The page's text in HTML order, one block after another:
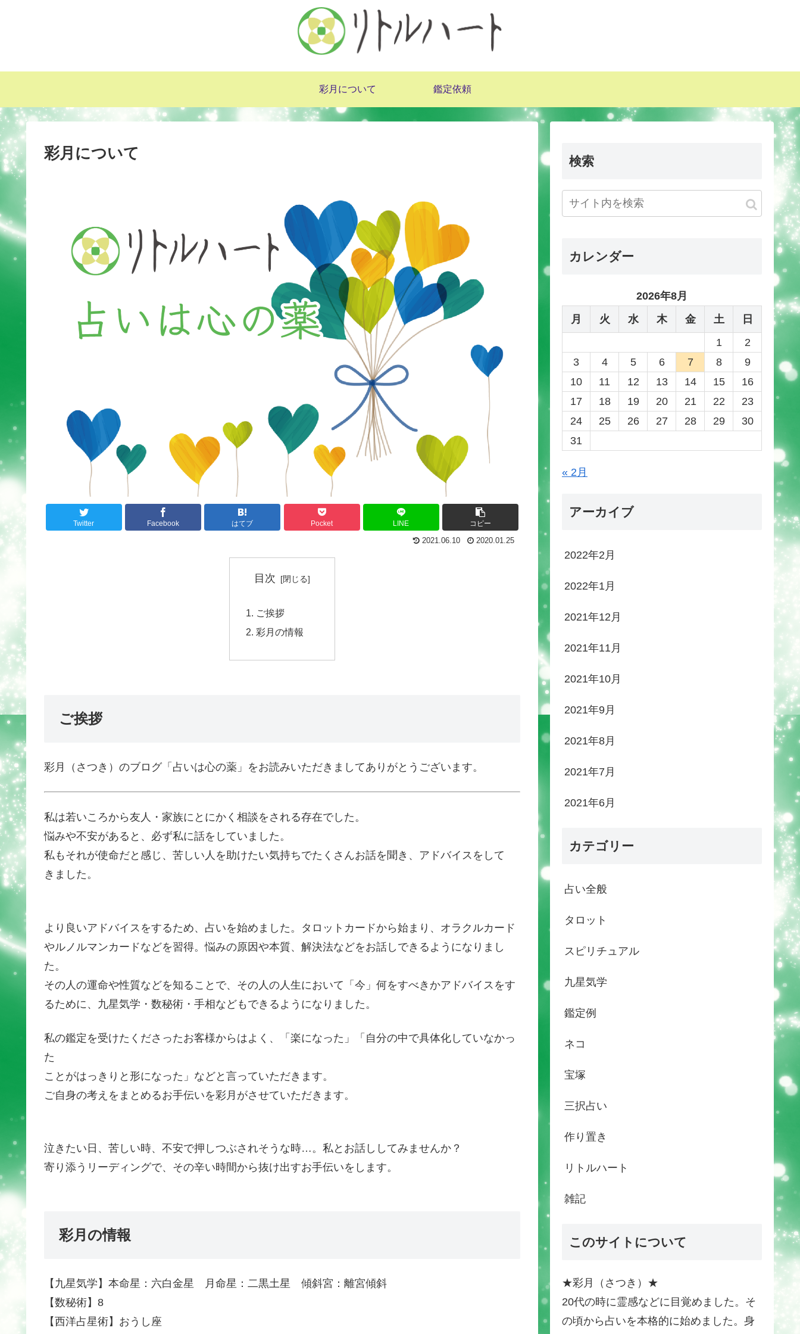
彩月について 鑑定依頼
彩月について
Twitter Facebook はてブ Pocket LINE コピー
2021.06.10 2020.01.25
目次
ご挨拶
彩月の情報
ご挨拶
彩月（さつき）のブログ「占いは心の薬」をお読みいただきましてありがとうございます。
私は若いころから友人・家族にとにかく相談をされる存在でした。
悩みや不安があると、必ず私に話をしていました。
私もそれが使命だと感じ、苦しい人を助けたい気持ちでたくさんお話を聞き、アドバイスをして
きました。
より良いアドバイスをするため、占いを始めました。タロットカードから始まり、オラクルカード
やルノルマンカードなどを習得。悩みの原因や本質、解決法などをお話しできるようになりまし
た。
その人の運命や性質などを知ることで、その人の人生において「今」何をすべきかアドバイスをす
るために、九星気学・数秘術・手相などもできるようになりました。
私の鑑定を受けたくださったお客様からはよく、「楽になった」「自分の中で具体化していなかっ
た
ことがはっきりと形になった」などと言っていただきます。
ご自身の考えをまとめるお手伝いを彩月がさせていただきます。
泣きたい日、苦しい時、不安で押しつぶされそうな時…。私とお話ししてみませんか？
寄り添うリーディングで、その辛い時間から抜け出すお手伝いをします。
彩月の情報
【九星気学】本命星：六白金星 月命星：二黒土星 傾斜宮：離宮傾斜
【数秘術】8
【西洋占星術】おうし座
検索
カレンダー
2026年8月
月
火 水 木 金 土
日
1
2
3
4 5 6 7 8
9
10
11 12 13 14 15
16
17
18 19 20 21 22
23
24
25 26 27 28 29
30
31
« 2月
アーカイブ
2022年2月
2022年1月
2021年12月
2021年11月
2021年10月
2021年9月
2021年8月
2021年7月
2021年6月
カテゴリー
占い全般
タロット
スピリチュアル
九星気学
鑑定例
ネコ
宝塚
三択占い
作り置き
リトルハート
雑記
このサイトについて
★彩月（さつき）★
20代の時に霊感などに目覚めました。そ
の頃から占いを本格的に始めました。身